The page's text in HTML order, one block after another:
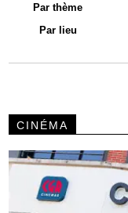
Par thème
Par lieu
CINÉMA